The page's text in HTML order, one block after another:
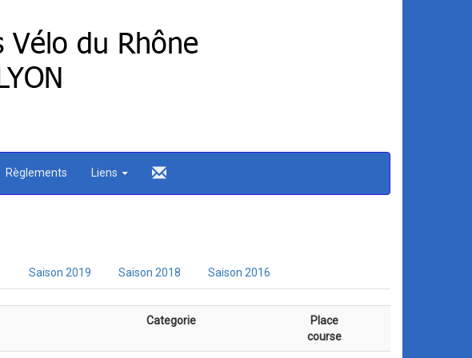
Règlements Liens
Saison 2019 Saison 2018 Saison 2016
Categorie
Place
course